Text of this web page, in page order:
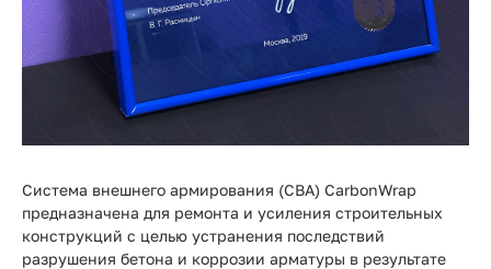
Система внешнего армирования (СВА) CarbonWrap
предназначена для ремонта и усиления строительных
конструкций с целью устранения последствий
разрушения бетона и коррозии арматуры в результате